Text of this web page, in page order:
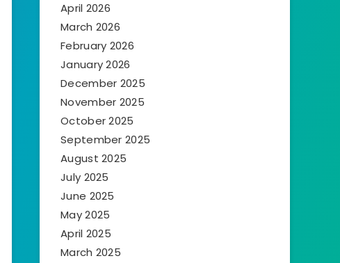
April 2026
March 2026
February 2026
January 2026
December 2025
November 2025
October 2025
September 2025
August 2025
July 2025
June 2025
May 2025
April 2025
March 2025